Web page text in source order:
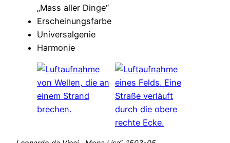
„Mass aller Dinge“
Erscheinungsfarbe
Universalgenie
Harmonie